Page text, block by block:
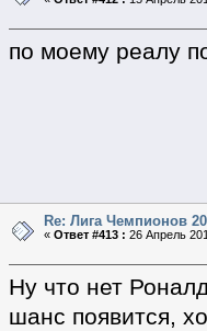
по моему реалу
Re: Лига Чемпионов
«Ответ #413 : 26 Апрель
Ну что нет
шанс появится,